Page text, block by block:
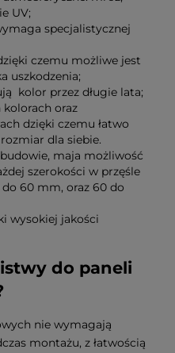
UV;
specjalistycznej
czemu możliwe jest
uszkodzenia;
kolor przez długie lata;
oraz
dzięki czemu łatwo
dla siebie.
maja możliwość
szerokości w przęśle
60 mm, oraz 60 do
wysokiej jakości
do paneli
nie wymagają
montażu, z łatwością